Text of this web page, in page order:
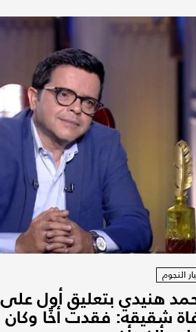
النجوم
هنيدي بتعليق أول على
شقيقه: فقدت أخًا وكان